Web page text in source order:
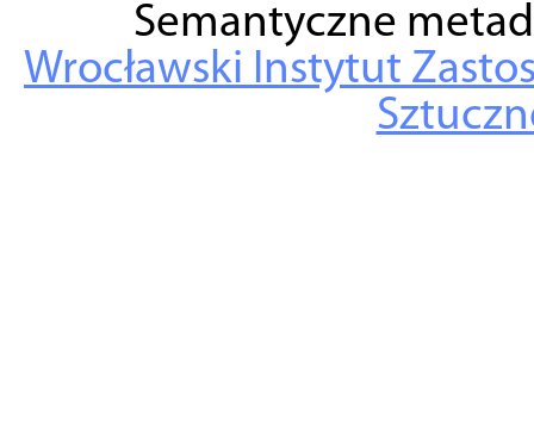
Semantyczne
Wrocławski Instytut